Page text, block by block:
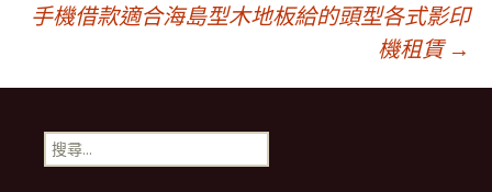
章
導
覽
手機借款適合海島型木地板給的頭型各式影印
機租賃 →
搜
尋